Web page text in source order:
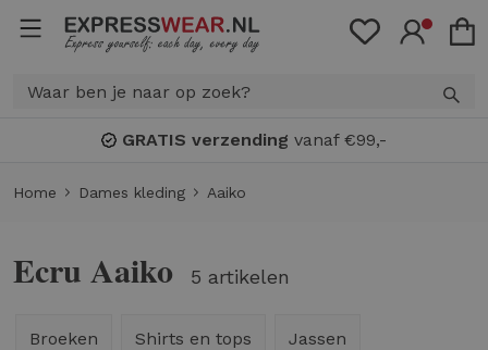
GRATIS verzending vanaf €99,-
Home Dames kleding Aaiko
Ecru Aaiko 5 artikelen
Broeken Shirts en tops Jassen